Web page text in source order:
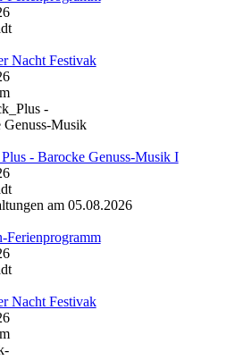
Nacht Festivak
- Barocke Genuss-Musik I
am 05.08.2026
Ferienprogramm
Nacht Festivak